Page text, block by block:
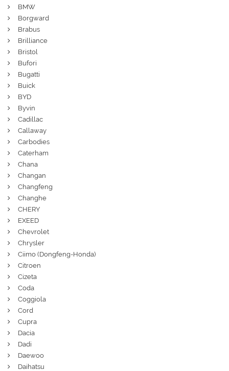
BMW
Borgward
Brabus
Brilliance
Bristol
Bufori
Bugatti
Buick
BYD
Byvin
Cadillac
Callaway
Carbodies
Caterham
Chana
Changan
Changfeng
Changhe
CHERY
EXEED
Chevrolet
Chrysler
Ciimo (Dongfeng-Honda)
Citroen
Cizeta
Coda
Coggiola
Cord
Cupra
Dacia
Dadi
Daewoo
Daihatsu